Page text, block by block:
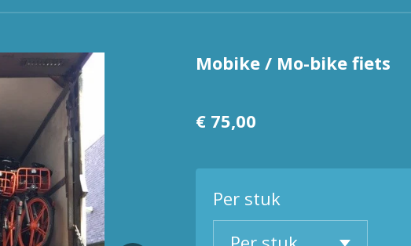
Mobike / Mo-bike fiets
€ 75,00
Per stuk